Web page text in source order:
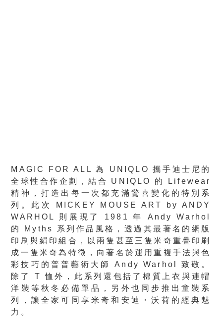
MAGIC FOR ALL 為 UNIQLO 攜手迪士尼的
全球性合作企劃，結合 UNIQLO 的 Lifewear
精神，打造出每一次都充滿驚喜變化的特別系
列。此次 MICKEY MOUSE ART by ANDY
WARHOL 則展現了 1981 年 Andy Warhol
的 Myths 系列作品風格，透過其最著名的網版
印刷與絹印組合，以兩隻甚至三隻米奇重疊印刷
成一隻米奇為特徵，向著名於運用重複手法與色
彩技巧的普普藝術大師 Andy Warhol 致敬。
除了 T 恤外，此系列還包括了棉質上衣與連帽
洋裝等秋冬必備單品，另外也同步推出童裝系
列，讓全家可同享米奇和安迪・沃荷的經典魅
力。